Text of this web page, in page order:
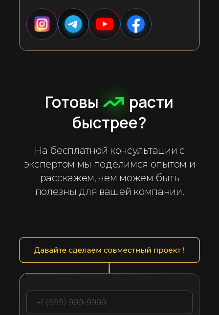
На бесплатной консультации с
экспертом мы поделимся опытом и
расскажем, чем можем быть
полезны для вашей компании.
быстрее?
расти
Готовы